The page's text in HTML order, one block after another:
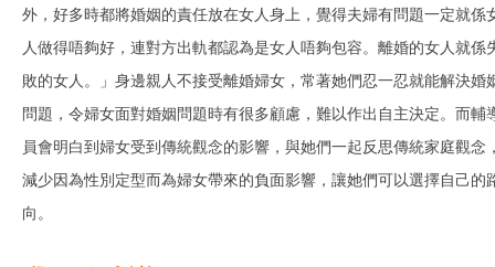
外，好多時都將婚姻的責任放在女人身上，覺得夫婦有問題一定就係
人做得唔夠好，連對方出軌都認為是女人唔夠包容。離婚的女人就係
敗的女人。」身邊親人不接受離婚婦女，常著她們忍一忍就能解決婚
問題，令婦女面對婚姻問題時有很多顧慮，難以作出自主決定。而輔
員會明白到婦女受到傳統觀念的影響，與她們一起反思傳統家庭觀念
減少因為性別定型而為婦女帶來的負面影響，讓她們可以選擇自己的
向。